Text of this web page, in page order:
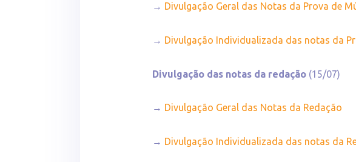
→ Divulgação Geral das Notas da Prova de
→ Divulgação Individualizada das notas da
Divulgação das notas da redação (15/07)
→ Divulgação Geral das Notas da Redação
→ Divulgação Individualizada das notas da